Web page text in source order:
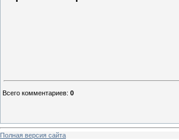
Всего комментариев: 0
Полная версия сайта